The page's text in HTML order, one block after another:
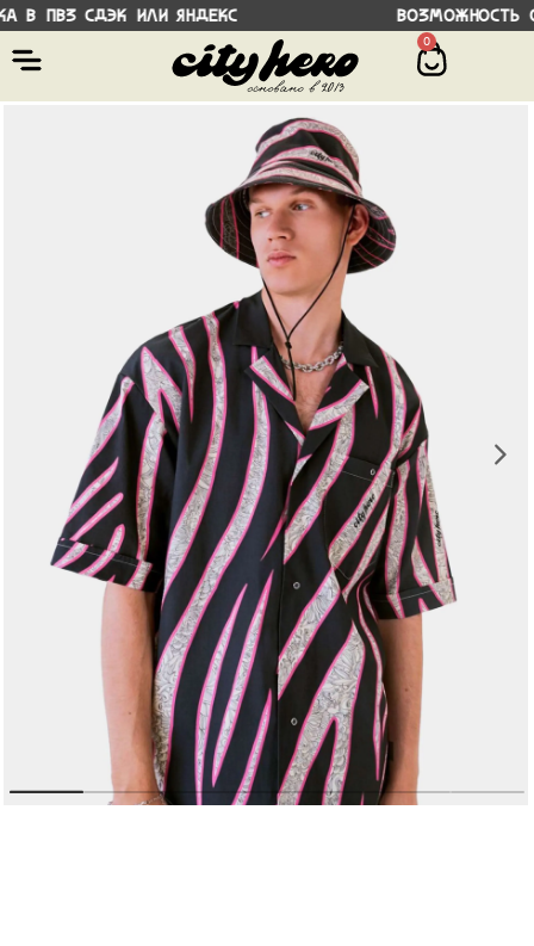
ПВЗ СДЭК или Яндекс Возможность
0